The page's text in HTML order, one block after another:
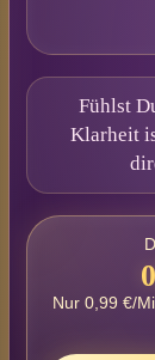
Fühlst
Klarheit
Nur 0,99 €/